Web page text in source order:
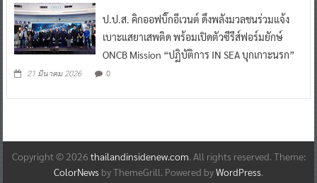
ป.ป.ส. คิกออฟบิ๊กอีเวนต์ ดึงพลังมวลชนร่วมแจ้ง
เบาะแสยาเสพติด พร้อมเปิดตัวซีรีส์ฟอร์มยักษ์
ONCB Mission “ปฏิบัติการ IN SEA บุกเกาะนรก”
21 มีนาคม 2026 0
Copyright © 2026 thailandinsidenew.com. All rights reserved. Theme:
ColorNews by ThemeGrill. Powered byWordPress.